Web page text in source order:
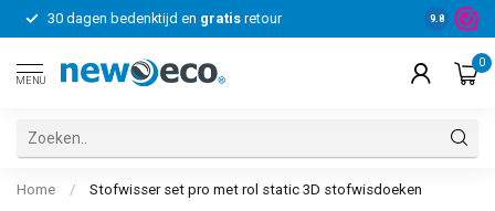
30 dagen bedenktijd en gratis retour Voor
9.8
MENU
0
Home / Stofwisser set pro met rol static 3D stofwisdoeken